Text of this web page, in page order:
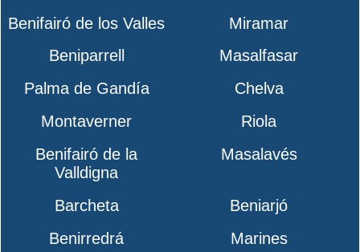
Benifairó de los Valles
Miramar
Beniparrell
Masalfasar
Palma de Gandía
Chelva
Montaverner
Riola
Benifairó de la
Valldigna
Masalavés
Barcheta
Beniarjó
Benirredrá
Marines